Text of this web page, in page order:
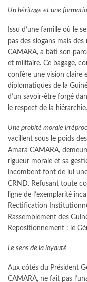
Un héritage et une
Issu d’une famille où le
pas des slogans mais
CAMARA, a bâti son
et militaire. Ce bagage,
confère une vision claire
diplomatiques de la
d’un savoir-être forgé
le respect de la hiérarchie.
Une probité morale
vacillent sous le poids
Amara CAMARA,
rigueur morale et sa
incombent font de lui
CRND. Refusant toute
ligne de l’exemplarité
Rectification
Rassemblement des
Repositionnement : le
Le sens de la loyauté
Aux côtés du Président
CAMARA, ne fait pas